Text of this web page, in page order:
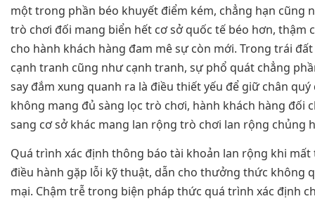
một trong phần béo khuyết điểm kém, chẳng hạn cũng
trò chơi đối mang biển hết cơ sở quốc tế béo hơn, thậm
cho hành khách hàng đam mê sự còn mới. Trong trái
cạnh tranh cũng như cạnh tranh, sự phổ quát chẳng
say đắm xung quanh ra là điều thiết yếu để giữ chân
không mang đủ sàng lọc trò chơi, hành khách hàng đối
sang cơ sở khác mang lan rộng trò chơi lan rộng chủng
Quá trình xác định thông báo tài khoản lan rộng khi
điều hành gặp lỗi kỹ thuật, dẫn cho thưởng thức không
mại. Chậm trễ trong biện pháp thức quá trình xác định